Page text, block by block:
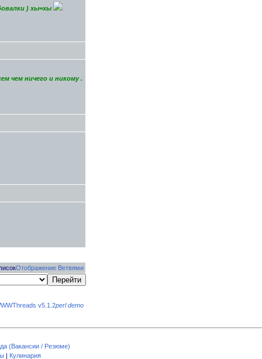
) хы=хы
чем ничего и никому .
Отображение Ветвями
v5.1.2perl demo
(Вакансии / Резюме)
| Кулинария